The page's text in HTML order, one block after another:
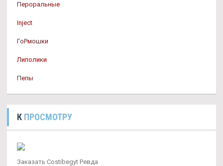
Пероральные
Inject
ГоРмошки
Липолики
Пепы
К ПРОСМОТРУ
Заказать Costibegyt Ревда